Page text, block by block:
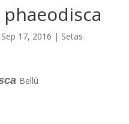
Sep 17, 2016 | Setas
Bellú